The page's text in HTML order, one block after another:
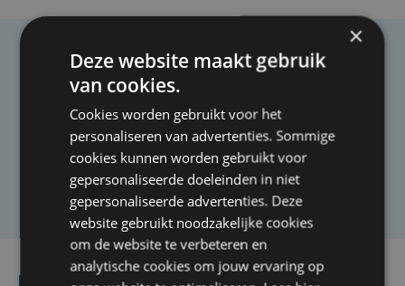
Taalfout opgemerkt?
artikel?
Laat het ons weten
×
Deze website maakt gebruik
van cookies.
Cookies worden gebruikt voor het
personaliseren van advertenties. Sommige
cookies kunnen worden gebruikt voor
gepersonaliseerde doeleinden in niet
gepersonaliseerde advertenties. Deze
website gebruikt noodzakelijke cookies
om de website te verbeteren en
analytische cookies om jouw ervaring op